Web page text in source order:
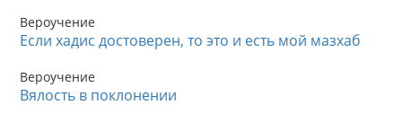
Вероучение
Если хадис достоверен, то это и есть мой мазхаб
Вероучение
Вялость в поклонении